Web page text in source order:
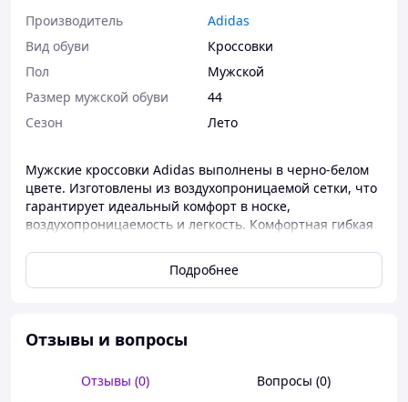
Производитель
Adidas
Вид обуви
Кроссовки
Пол
Мужской
Размер мужской обуви
44
Сезон
Лето
Мужские кроссовки Adidas выполнены в черно-белом
цвете. Изготовлены из воздухопроницаемой сетки, что
гарантирует идеальный комфорт в носке,
воздухопроницаемость и легкость. Комфортная гибкая
легкую и непринужденную походку. Удобная,
универсальная и легкая модель.
бумаги и поставьте на него ногу. Обведите контур
стопы карандашом. Рассчитайте расстояние от края
Подробнее
Отзывы и вопросы
Отзывы (0) Вопросы (0)